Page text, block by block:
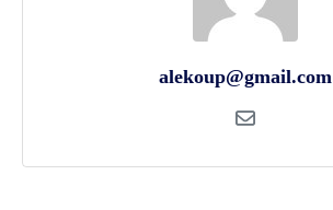
alekoup@gmail.com